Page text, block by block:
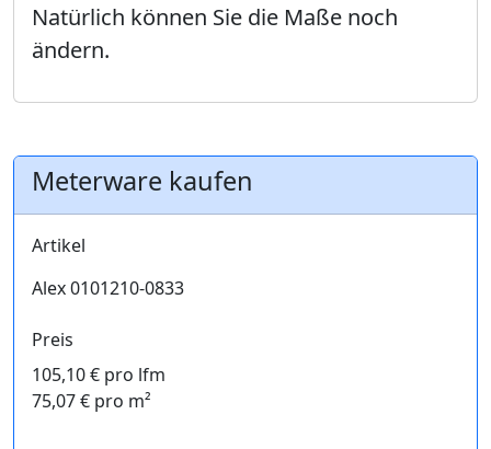
Natürlich können Sie die Maße noch
ändern.
Meterware kaufen
Artikel
Alex 0101210-0833
Preis
105,10 € pro lfm
75,07 € pro m²